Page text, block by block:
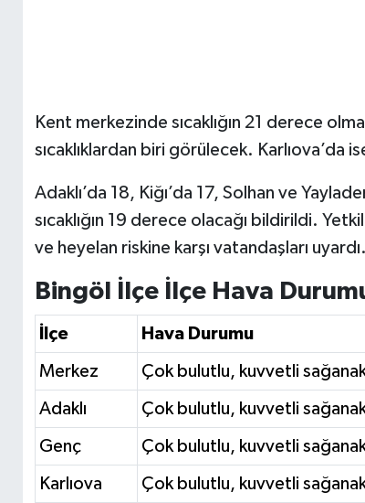
Kent merkezinde sıcaklığın 21 derece
sıcaklıklardan biri görülecek. Karlıova’da
Adaklı’da 18, Kiğı’da 17, Solhan ve
sıcaklığın 19 derece olacağı bildirildi.
ve heyelan riskine karşı vatandaşları uyardı.
Bingöl İlçe İlçe Hava
İlçe Hava Durumu
Merkez Çok bulutlu, kuvvetli
Adaklı Çok bulutlu, kuvvetli
Genç Çok bulutlu, kuvvetli
Karlıova Çok bulutlu, kuvvetli